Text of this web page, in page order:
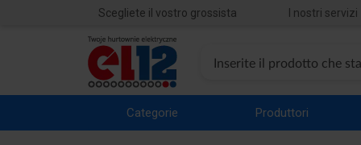
Scegliete il vostro grossista I nostri servizi
Categorie Produttori